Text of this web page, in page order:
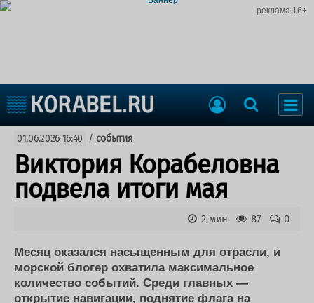
реклама 16+
Судоходство
Судоремонт
События
Порты
Рыболовство
Еще
Судостроение
Пульс
Торговая площадка
Доска объявлений
01.06.2026 16:40 / события
Виктория Корабеловна
подвела итоги мая
0
87
2 мин
Месяц оказался насыщенным для отрасли, и
морской блогер охватила максимальное
количество событий. Среди главных —
открытие навигации, поднятие флага на